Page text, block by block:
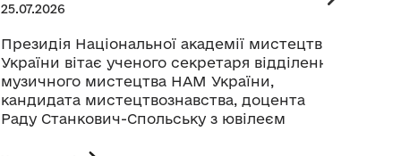
25.07.2026
Президія Національної академії мистецтв
України вітає ученого секретаря відділення
музичного мистецтва НАМ України,
кандидата мистецтвознавства, доцента
Раду Станкович-Спольську з ювілеєм